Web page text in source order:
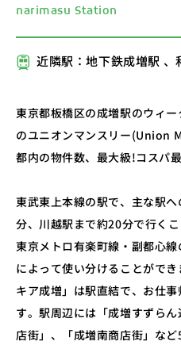
narimasu Station
近隣駅：地下鉄成増駅 、
東京都板橋区の成増駅のウィ
のユニオンマンスリー(Union
都内の物件数、最大級!コスパ
東武東上本線の駅で、主な駅
分、川越駅まで約20分で行く
東京メトロ有楽町線・副都心
によって使い分けることがで
キア成増」は駅直結で、お仕
す。駅周辺には「成増すずら
店街」、「成増南商店街」な